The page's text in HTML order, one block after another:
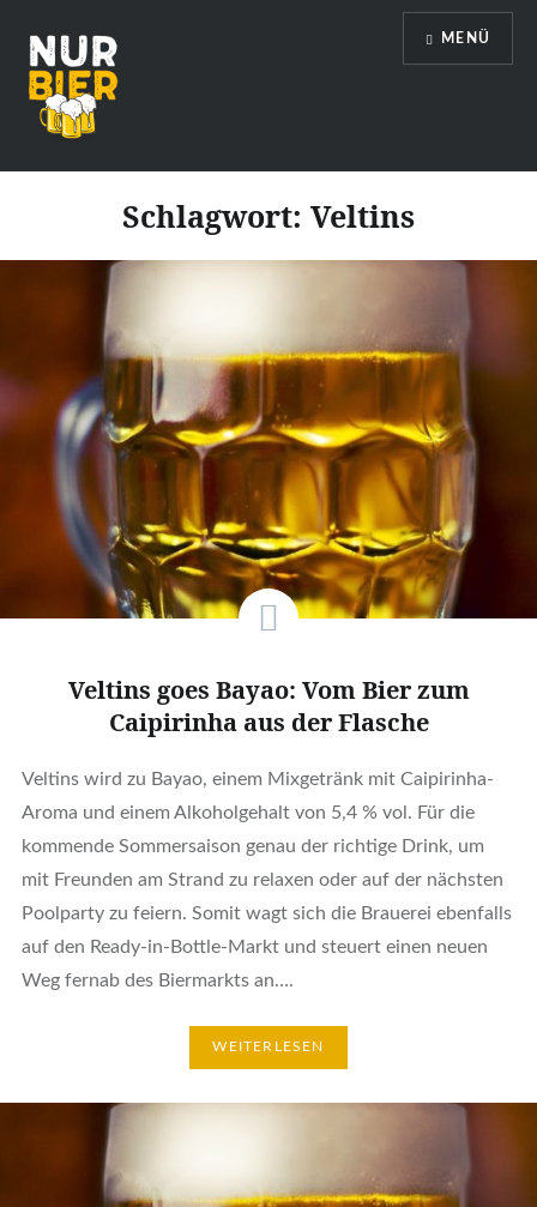
zum
Inhalt
Nur Bier
MENÜ
Schlagwort: Veltins
Veltins goes Bayao: Vom Bier zum
Caipirinha aus der Flasche
Veltins wird zu Bayao, einem Mixgetränk mit Caipirinha-
Aroma und einem Alkoholgehalt von 5,4 % vol. Für die
kommende Sommersaison genau der richtige Drink, um
mit Freunden am Strand zu relaxen oder auf der nächsten
Poolparty zu feiern. Somit wagt sich die Brauerei ebenfalls
auf den Ready-in-Bottle-Markt und steuert einen neuen
Weg fernab des Biermarkts an….
WEITERLESEN